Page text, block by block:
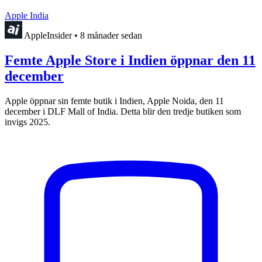
Apple India
AppleInsider • 8 månader sedan
Femte Apple Store i Indien öppnar den 11
december
Apple öppnar sin femte butik i Indien, Apple Noida, den 11
december i DLF Mall of India. Detta blir den tredje butiken som
invigs 2025.